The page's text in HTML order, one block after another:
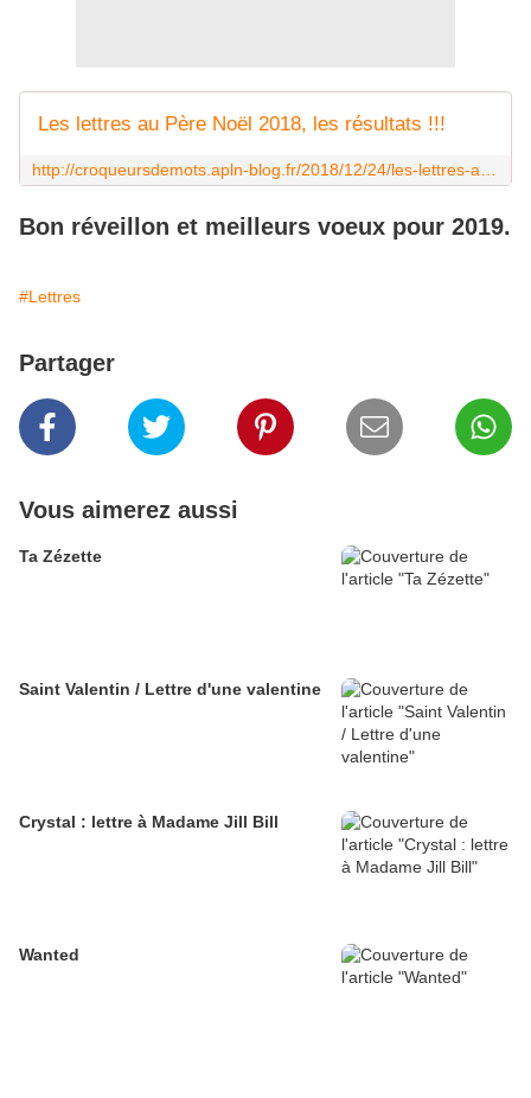
Les lettres au Père Noël 2018, les résultats !!!
Bon réveillon et meilleurs voeux pour 2019.
#Lettres
Partager
Vous aimerez aussi
Ta Zézette
Saint Valentin / Lettre d'une valentine
Crystal : lettre à Madame Jill Bill
Wanted